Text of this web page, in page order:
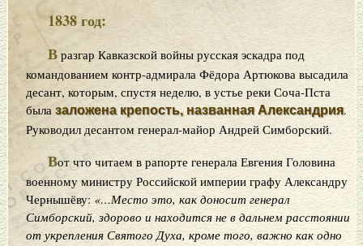
1838 год:
В разгар Кавказской войны русская эскадра под
командованием контр-адмирала Фёдора Артюкова высадила
десант, которым, спустя неделю, в устье реки Соча-Пста
была заложена крепость, названная Александрия.
Руководил десантом генерал-майор Андрей Симборский.
Вот что читаем в рапорте генерала Евгения Головина
военному министру Российской империи графу Александру
Чернышёву: «…Место это, как доносит генерал
Симборский, здорово и находится не в дальнем расстоянии
от укрепления Святого Духа, кроме того, важно как одно